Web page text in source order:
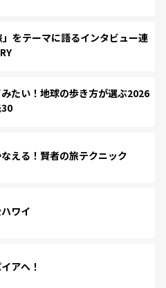
をテーマに語るインタビュー連
たい！地球の歩き方が選ぶ2026
える！賢者の旅テクニック
ワイ
アへ！